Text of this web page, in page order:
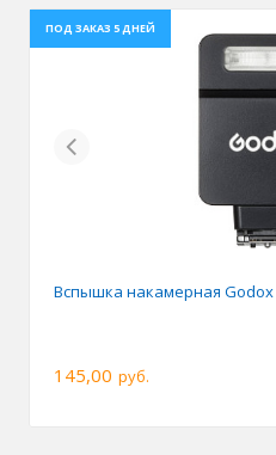
ПОД ЗАКАЗ 5 ДНЕЙ
Previous
Вспышка накамерная Godox
145,00 руб.